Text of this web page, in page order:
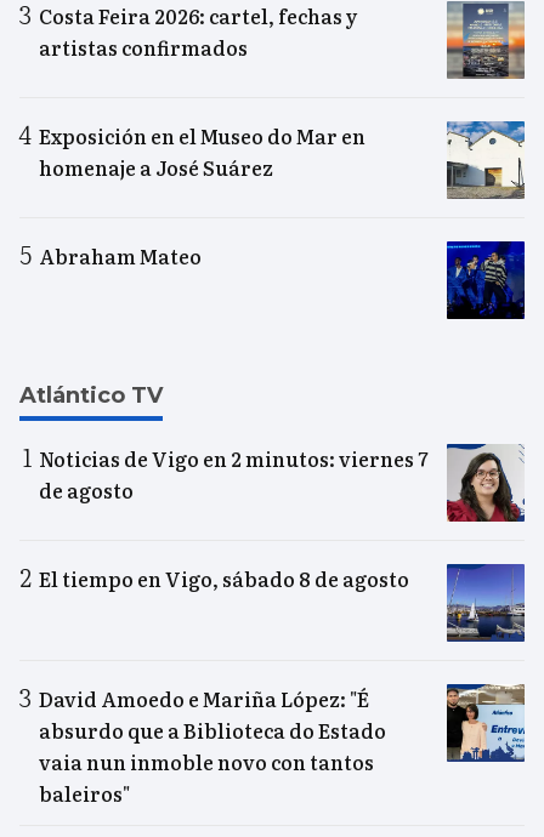
Costa Feira 2026: cartel, fechas y
artistas confirmados
Exposición en el Museo do Mar en
homenaje a José Suárez
Abraham Mateo
Atlántico TV
Noticias de Vigo en 2 minutos: viernes 7
de agosto
El tiempo en Vigo, sábado 8 de agosto
David Amoedo e Mariña López: "É
absurdo que a Biblioteca do Estado
vaia nun inmoble novo con tantos
baleiros"